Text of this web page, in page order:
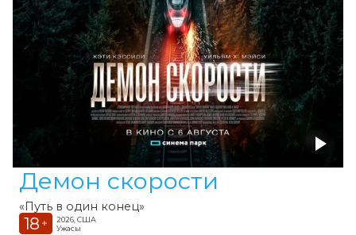
Демон скорости
«Путь в один конец»
18 +
2026, США
Ужасы